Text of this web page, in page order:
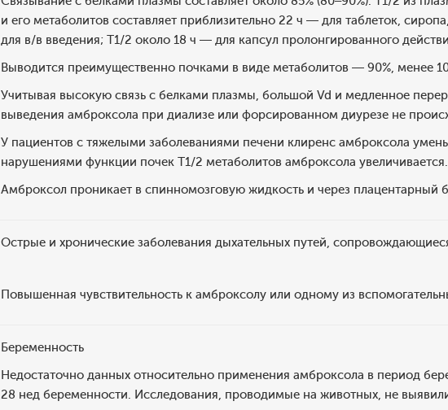
и его метаболитов составляет приблизительно 22 ч — для таблеток,
для в/в введения; T1/2 около 18 ч — для капсул пролонгированного
Выводится преимущественно почками в виде метаболитов — 90%, менее
Учитывая высокую связь с белками плазмы, большой Vd и медленное
выведения амброксола при диализе или форсированном диурезе не
У пациентов с тяжелыми заболеваниями печени клиренс амброксола
нарушениями функции почек T1/2 метаболитов амброксола увеличивается.
Амброксол проникает в спинномозговую жидкость и через плацентарный
Острые и хронические заболевания дыхательных путей,
Повышенная чувствительность к амброксолу или одному из
Беременность
Недостаточно данных относительно применения амброксола в период
28 нед беременности. Исследования, проводимые на животных, не